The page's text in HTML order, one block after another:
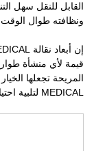
القابل للنقل سهل
ونظافته طوال
قيمة لأي منشأة
MEDICAL لتلبية احتياجاتك الطبية واستمتع بأفضل المعدات الطبية.